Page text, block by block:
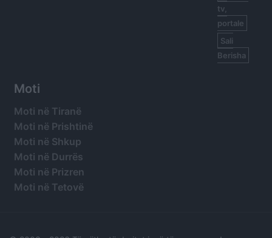
tv,
portale
Sali
Berisha
Moti
Moti në Tiranë
Moti në Prishtinë
Moti në Shkup
Moti në Durrës
Moti në Prizren
Moti në Tetovë